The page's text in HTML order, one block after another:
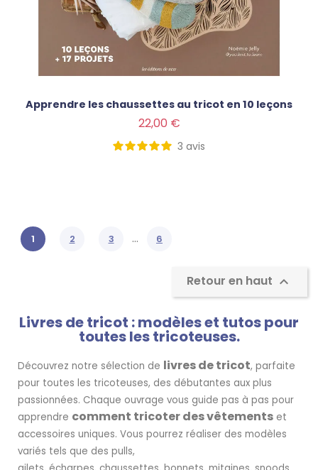
Apprendre les chaussettes au tricot en 10 leçons
22,00 €
3 avis
1 2 3 … 6
Retour en haut 
Livres de tricot : modèles et tutos pour
toutes les tricoteuses.
Découvrez notre sélection de livres de tricot, parfaite
pour toutes les tricoteuses, des débutantes aux plus
passionnées. Chaque ouvrage vous guide pas à pas pour
apprendre comment tricoter des vêtements et
accessoires uniques. Vous pourrez réaliser des modèles
variés tels que des pulls,